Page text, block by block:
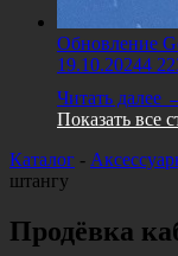
Обновление
19.10.20244
Читать далее
Показать все
Каталог -
штангу
Продёвка